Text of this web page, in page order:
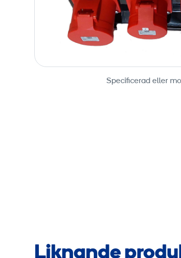
Specificerad eller
Liknande